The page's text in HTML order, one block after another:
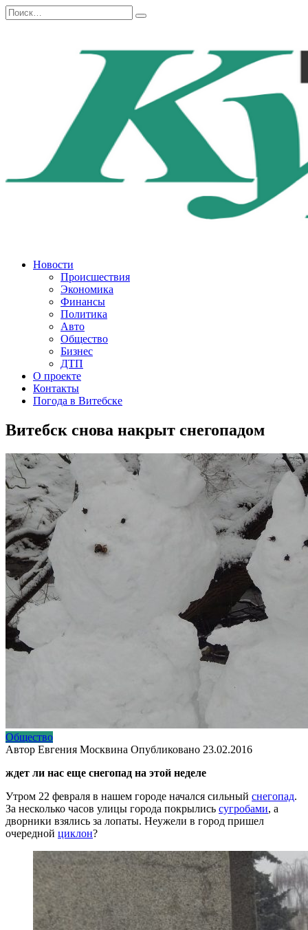
Перейти
к
Search
for:
Новости
Происшествия
Экономика
Финансы
Политика
Авто
Общество
Бизнес
ДТП
О проекте
Контакты
Погода в Витебске
Витебск снова накрыт снегопадом
Общество
Автор Евгения Москвина Опубликовано 23.02.2016
ждет ли нас еще снегопад на этой неделе
Утром 22 февраля в нашем городе начался сильный снегопад.
За несколько часов улицы города покрылись сугробами, а
дворники взялись за лопаты. Неужели в город пришел
очередной циклон?